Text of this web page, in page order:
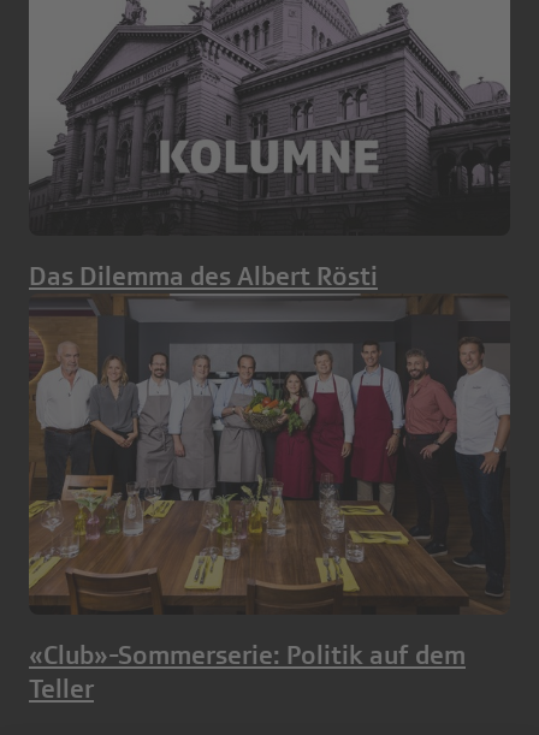
Das Dilemma des Albert Rösti
«Club»-Sommerserie: Politik auf dem
Teller